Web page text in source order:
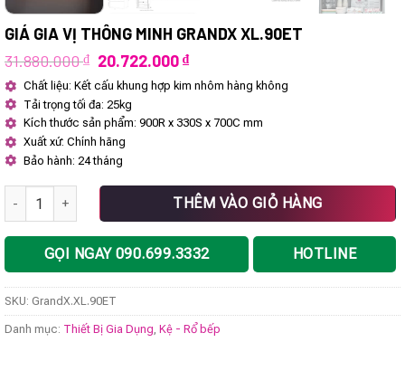
GIÁ GIA VỊ THÔNG MINH GRANDX XL.90ET
31.880.000₫ Giá
gốc
là:
31.880.000 ₫.
20.722.000₫Giá
hiện
tại
20.722.000 ₫.
Chất liệu: Kết cấu khung hợp kim nhôm hàng không
Tải trọng tối đa: 25kg
Kích thước sản phẩm: 900R x 330S x 700C mm
Xuất xứ: Chính hãng
Bảo hành: 24 tháng
Giá gia vị thông minh GrandX XL.90ET số lượng
THÊM VÀO GIỎ HÀNG
GỌI NGAY 090.699.3332 HOTLINE
SKU: GrandX.XL.90ET
Danh mục: Thiết Bị Gia Dụng, Kệ - Rổ bếp